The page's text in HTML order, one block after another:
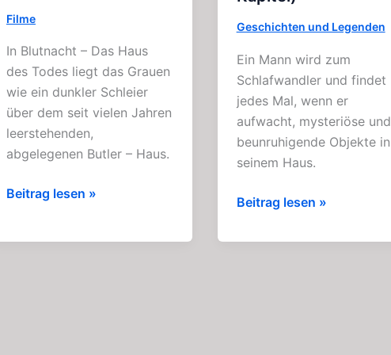
Filme
In Blutnacht – Das Haus
des Todes liegt das Grauen
wie ein dunkler Schleier
über dem seit vielen Jahren
leerstehenden,
abgelegenen Butler – Haus.
Blutnacht
Beitrag lesen »
Geschichten und Legenden
Ein Mann wird zum
Schlafwandler und findet
jedes Mal, wenn er
aufwacht, mysteriöse und
beunruhigende Objekte in
seinem Haus.
Der
Aufregende
Beitrag lesen »